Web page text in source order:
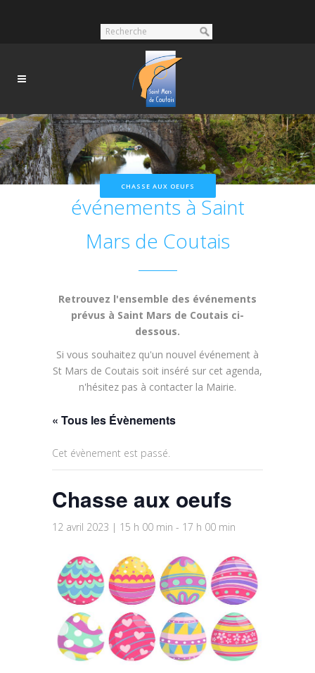
CHASSE AUX OEUFS
Nos prochains
événements à Saint
Mars de Coutais
Retrouvez l'ensemble des événements
prévus à Saint Mars de Coutais ci-
dessous.
Si vous souhaitez qu'un nouvel événement à
St Mars de Coutais soit inséré sur cet agenda,
n'hésitez pas à contacter la Mairie.
« Tous les Évènements
Cet évènement est passé.
Chasse aux oeufs
12 avril 2023 | 15 h 00 min - 17 h 00 min